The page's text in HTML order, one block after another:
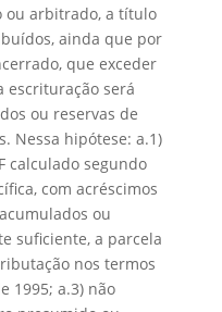
ou arbitrado, a título
ainda que por
que exceder
escrituração será
ou reservas de
Nessa hipótese: a.1)
calculado segundo
com acréscimos
ou
suficiente, a parcela
nos termos
1995; a.3) não